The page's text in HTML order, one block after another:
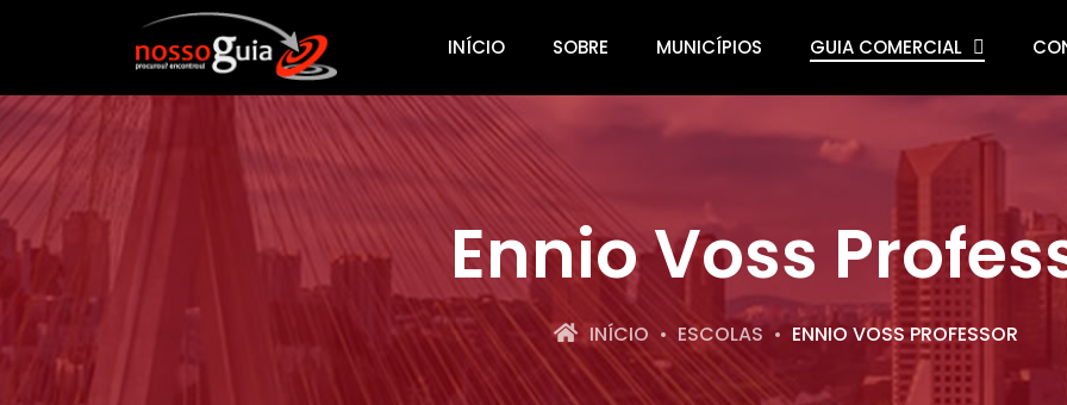
INÍCIO SOBRE MUNICÍPIOS GUIA COMERCIAL
Ennio Voss
INÍCIO ESCOLAS ENNIO VOSS PROFESSOR